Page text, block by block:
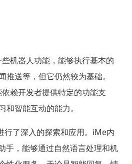
机器人功能，能够执行基本的
推送等，但它仍然较为基础。
赖开发者提供特定的功能支
和智能互动的能力。
行了深入的探索和应用。iMe内
手，能够通过自然语言处理和机